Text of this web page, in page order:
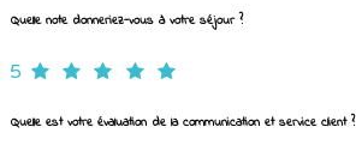
Quelle note donneriez-vous à votre séjour ?
5
Quelle est votre évaluation de la communication et service client ?